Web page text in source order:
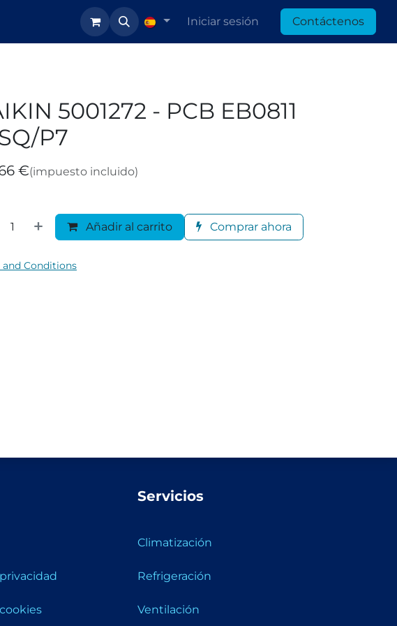
Iniciar sesión Contáctenos
5001272 - PCB EB0811
P7
€(impuesto incluido)
Añadir al carrito Comprar ahora
and Conditions
Servicios
Climatización
Refrigeración
Ventilación